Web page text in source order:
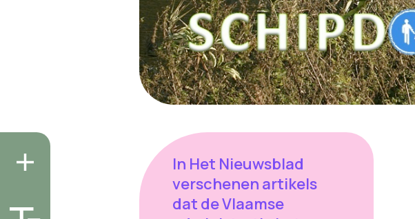
In Het Nieuwsblad
verschenen artikels
dat de Vlaamse